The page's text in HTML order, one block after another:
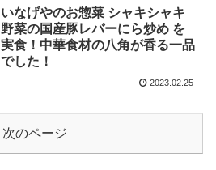
いなげやのお惣菜 シャキシャキ
野菜の国産豚レバーにら炒め を
実食！中華食材の八角が香る一品
でした！
2023.02.25
次のページ